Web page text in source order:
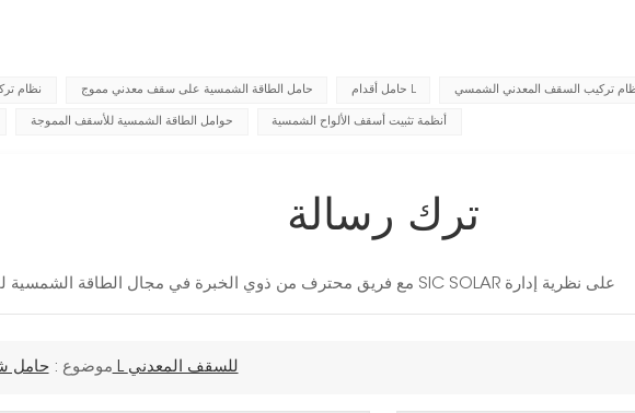
نظام حامل الطاقة الشمسية على سقف معدني مموج حامل أقدام L تركيب السقف المعدني الشمسي
حوامل الطاقة الشمسية للأسقف المموجة أنظمة تثبيت أسقف الألواح الشمسية
ترك رسالة
مع فريق محترف من ذوي الخبرة في مجال الطاقة الشمسية لمدة 10 سنوات، تصر شركة SIC SOLAR على نظرية إدارة
موضوع : حامل شمسي من الألومنيوم بطول L للسقف المعدني